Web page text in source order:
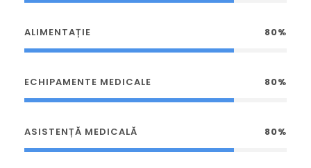
ALIMENTAȚIE 80%
ECHIPAMENTE MEDICALE 80%
ASISTENȚĂ MEDICALĂ 80%